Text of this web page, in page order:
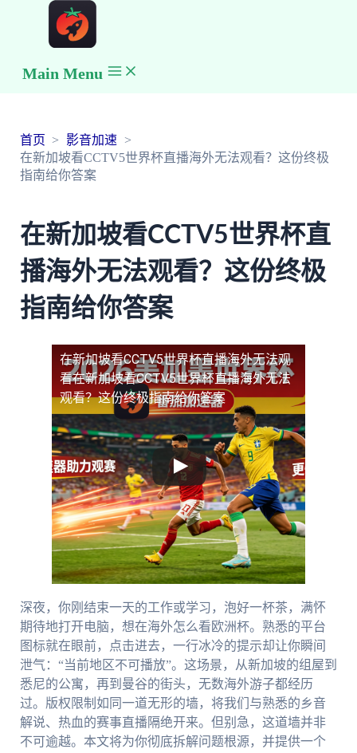
Main Menu
首页
影音加速
在新加坡看CCTV5世界杯直播海外无法观看？这份终极
指南给你答案
在新加坡看CCTV5世界杯直
播海外无法观看？这份终极
指南给你答案
在新加坡看CCTV5世界杯直播海外无法观
看在新加坡看CCTV5世界杯直播海外无法
观看？这份终极指南给你答案
深夜，你刚结束一天的工作或学习，泡好一杯茶，满怀
期待地打开电脑，想在海外怎么看欧洲杯。熟悉的平台
图标就在眼前，点击进去，一行冰冷的提示却让你瞬间
泄气：“当前地区不可播放”。这场景，从新加坡的组屋到
悉尼的公寓，再到曼谷的街头，无数海外游子都经历
过。版权限制如同一道无形的墙，将我们与熟悉的乡音
解说、热血的赛事直播隔绝开来。但别急，这道墙并非
不可逾越。本文将为你彻底拆解问题根源，并提供一个